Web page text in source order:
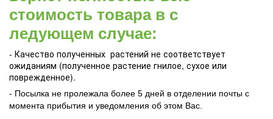
стоимость товара в с
ледующем случае:
- Качество полученных растений не соответствует
ожиданиям (полученное растение гнилое, сухое или
поврежденное).
- Посылка не пролежала более 5 дней в отделении почты с
момента прибытия и уведомления об этом Вас.